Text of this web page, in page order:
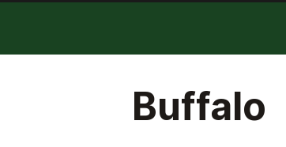
Buffalo